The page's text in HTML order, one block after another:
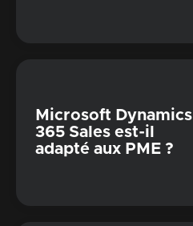
Microsoft Dynamics
365 Sales est-il
adapté aux PME ?